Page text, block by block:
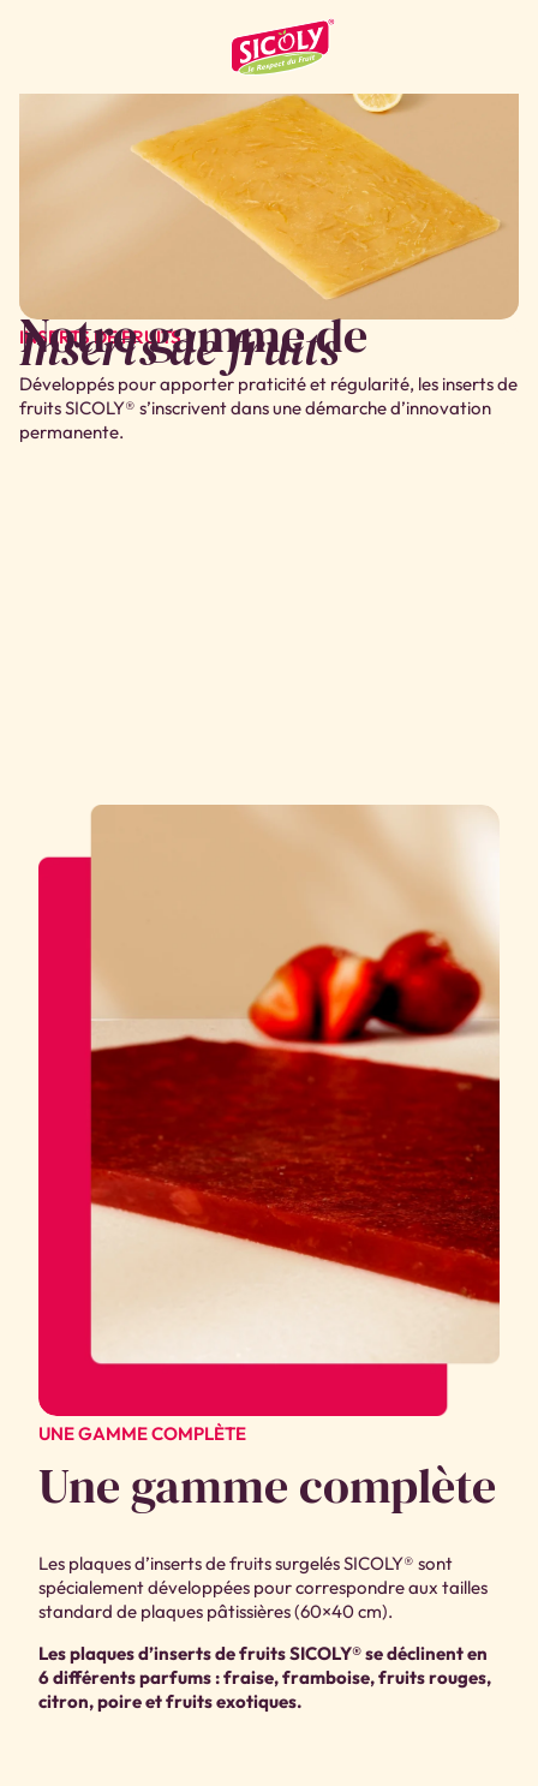
INSERTS DE FRUITS
Notre gamme de
Inserts de fruits
Développés pour apporter praticité et régularité, les inserts de
fruits SICOLY® s’inscrivent dans une démarche d’innovation
permanente.
UNE GAMME COMPLÈTE
Une gamme complète
Les plaques d’inserts de fruits surgelés SICOLY® sont
spécialement développées pour correspondre aux tailles
standard de plaques pâtissières (60×40 cm).
Les plaques d’inserts de fruits SICOLY® se déclinent en
6 différents parfums : fraise, framboise, fruits rouges,
citron, poire et fruits exotiques.